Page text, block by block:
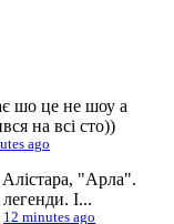
шо це не шоу а
на всі сто))
ago
"Арла".
І...
12 minutes ago